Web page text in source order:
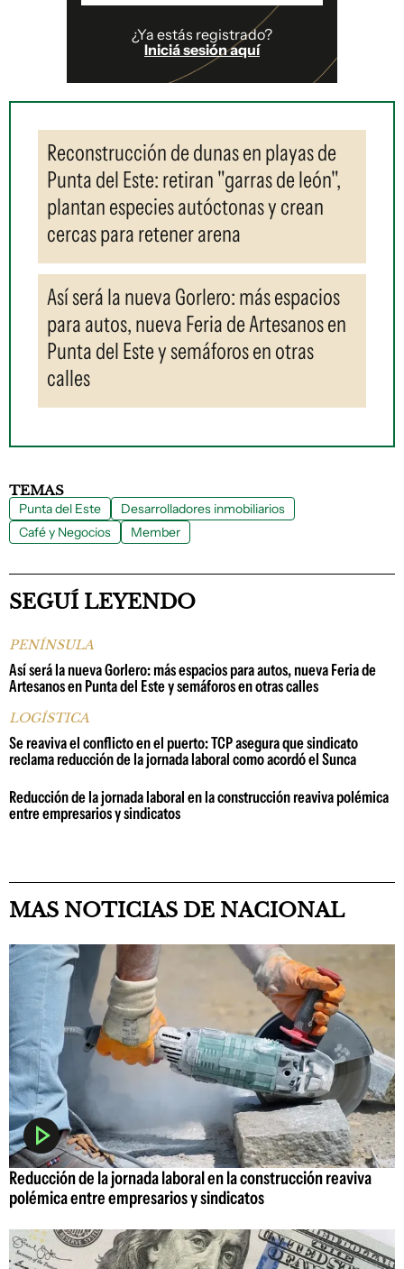
¿Ya estás registrado?
Iniciá sesión aquí
Reconstrucción de dunas en playas de
Punta del Este: retiran "garras de león",
plantan especies autóctonas y crean
cercas para retener arena
Así será la nueva Gorlero: más espacios
para autos, nueva Feria de Artesanos en
Punta del Este y semáforos en otras
calles
TEMAS
Punta del Este
Desarrolladores inmobiliarios
Café y Negocios
Member
SEGUÍ LEYENDO
PENÍNSULA
Así será la nueva Gorlero: más espacios para autos, nueva Feria de
Artesanos en Punta del Este y semáforos en otras calles
LOGÍSTICA
Se reaviva el conflicto en el puerto: TCP asegura que sindicato
reclama reducción de la jornada laboral como acordó el Sunca
Reducción de la jornada laboral en la construcción reaviva polémica
entre empresarios y sindicatos
MAS NOTICIAS DE NACIONAL
Reducción de la jornada laboral en la construcción reaviva
polémica entre empresarios y sindicatos